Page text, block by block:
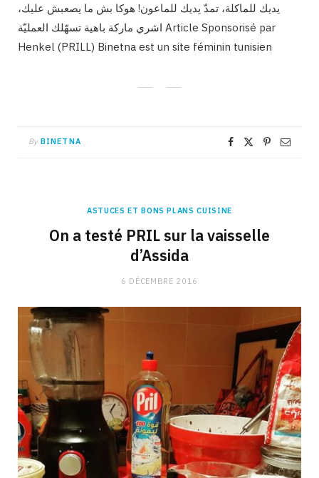
يديك للماكلة، تمدّ يديك للماعون! هوكا بش ما يصعبش عليك،
اشري ماركة باهية تسهّلك العمليّة Article Sponsorisé par
Henkel (PRILL) Binetna est un site féminin tunisien
By BINETNA
ASTUCES ET BONS PLANS CUISINE
On a testé PRIL sur la vaisselle
d’Assida
6 DÉCEMBRE 2016